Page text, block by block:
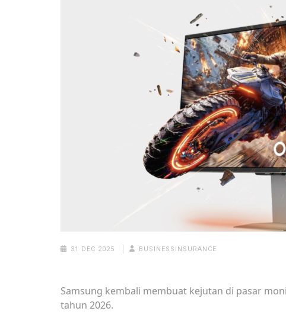
31 DEC 2025 BUSINESSINSURANCE
Samsung kembali membuat kejutan di pasar
tahun 2026.